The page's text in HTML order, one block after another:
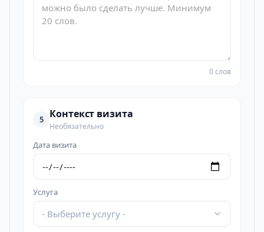
0 слов
5 Контекст визита
Необязательно
Дата визита
Услуга
- Выберите услугу -